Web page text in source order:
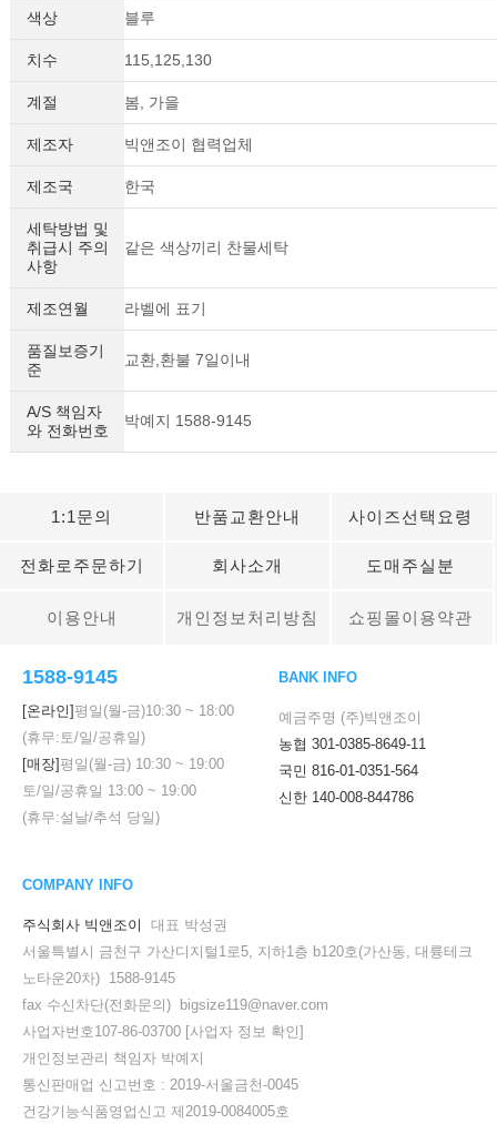
색상 블루
치수 115,125,130
계절 봄, 가을
제조자 빅앤조이 협력업체
제조국 한국
세탁방법 및
취급시 주의
사항
같은 색상끼리 찬물세탁
제조연월 라벨에 표기
품질보증기
준
교환,환불 7일이내
A/S 책임자
와 전화번호
박예지 1588-9145
1:1문의 반품교환안내 사이즈선택요령
전화로주문하기 회사소개 도매주실분
이용안내 개인정보처리방침 쇼핑몰이용약관
1588-9145
[온라인]평일(월-금)10:30 ~ 18:00
(휴무:토/일/공휴일)
[매장]평일(월-금) 10:30 ~ 19:00
토/일/공휴일 13:00 ~ 19:00
(휴무:설날/추석 당일)
BANK INFO
예금주명 (주)빅앤조이
농협 301-0385-8649-11
국민 816-01-0351-564
신한 140-008-844786
COMPANY INFO
주식회사 빅앤조이
대표 박성권
서울특별시 금천구 가산디지털1로5, 지하1층 b120호(가산동, 대륭테크
노타운20차) 1588-9145
fax 수신차단(전화문의) bigsize119@naver.com
사업자번호107-86-03700 [사업자 정보 확인]
개인정보관리 책임자 박예지
통신판매업 신고번호 : 2019-서울금천-0045
건강기능식품영업신고 제2019-0084005호